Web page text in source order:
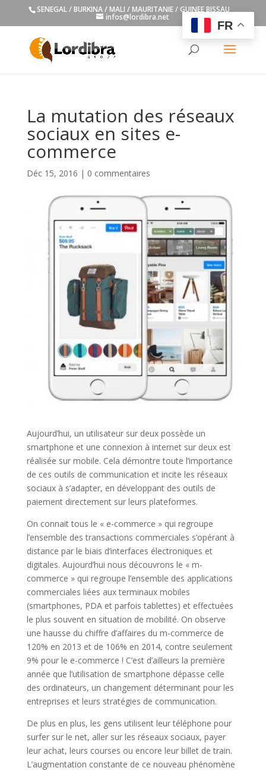
SENEGAL / BURKINA / MALI / MAURITANIE / GUINEE BISSAU
infos@lordibra.net
La mutation des réseaux
sociaux en sites e-
commerce
Déc 15, 2016 | 0 commentaires
Aujourd’hui, un utilisateur sur deux possède un
smartphone et une connexion à internet sur deux est
réalisée sur mobile. Cela démontre toute l’importance
de ces outils de communication et incite les réseaux
sociaux à s’adapter, en développant des outils de
paiement directement sur leurs plateformes.
On connait tous le « e-commerce » qui regroupe
l’ensemble des transactions commerciales s’opérant à
distance par le biais d’interfaces électroniques et
digitales. Aujourd’hui nous découvrons le « m-
commerce » qui regroupe l’ensemble des applications
commerciales liées aux terminaux mobiles
(smartphones, PDA et parfois tablettes) et effectuées
le plus souvent en situation de mobilité. On observe
une hausse du chiffre d’affaires du m-commerce de
120% en 2013 et de 106% en 2014, contre seulement
9% pour le e-commerce ! C’est d’ailleurs la première
année que l’utilisation de smartphone dépasse celle
des ordinateurs, un changement déterminant pour les
entreprises et leurs stratégies de communication.
De plus en plus, les gens utilisent leur téléphone pour
surfer sur le net, aller sur les réseaux sociaux, payer
leur achat, leurs courses ou encore leur billet de train.
L’augmentation constante de ce nouveau phénomène
FR